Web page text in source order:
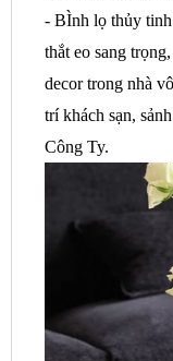
- BÌnh lọ thủy tinh
thắt eo sang
decor trong nhà
trí khách sạn,
Công Ty.